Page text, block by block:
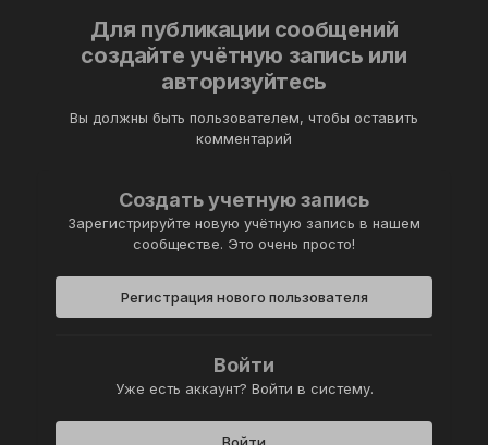
Для публикации сообщений
создайте учётную запись или
авторизуйтесь
Вы должны быть пользователем, чтобы оставить
комментарий
Создать учетную запись
Зарегистрируйте новую учётную запись в нашем
сообществе. Это очень просто!
Регистрация нового пользователя
Войти
Уже есть аккаунт? Войти в систему.